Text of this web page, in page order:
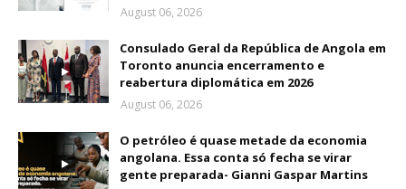
August 06, 2026
Consulado Geral da República de Angola em
Toronto anuncia encerramento e
reabertura diplomática em 2026
August 06, 2026
O petróleo é quase metade da economia
angolana. Essa conta só fecha se virar
gente preparada- Gianni Gaspar Martins